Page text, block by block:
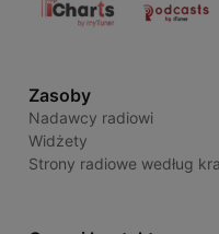
Zasoby
Nadawcy radiowi
Widżety
Strony radiowe według